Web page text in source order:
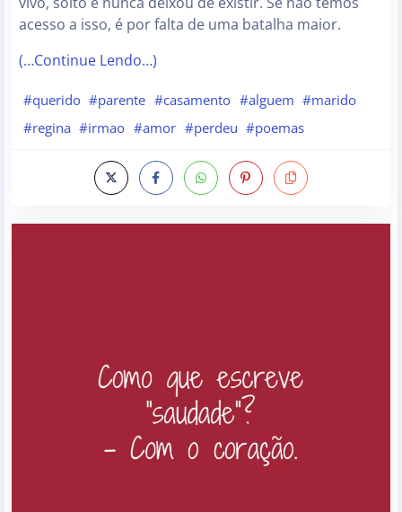
acesso a isso, é por falta de uma batalha maior.
(…Continue Lendo…)
#querido #parente #casamento #alguem #marido
#regina #irmao #amor #perdeu #poemas